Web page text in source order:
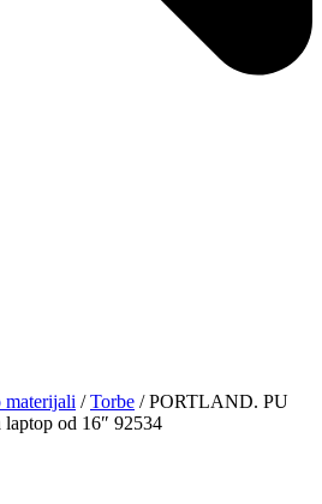
materijali /Torbe / PORTLAND. PU
od 16″ 92534